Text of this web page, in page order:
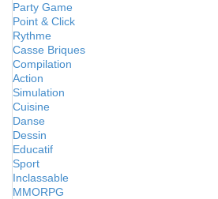
Party Game
Point & Click
Rythme
Casse Briques
Compilation
Action
Simulation
Cuisine
Danse
Dessin
Educatif
Sport
Inclassable
MMORPG